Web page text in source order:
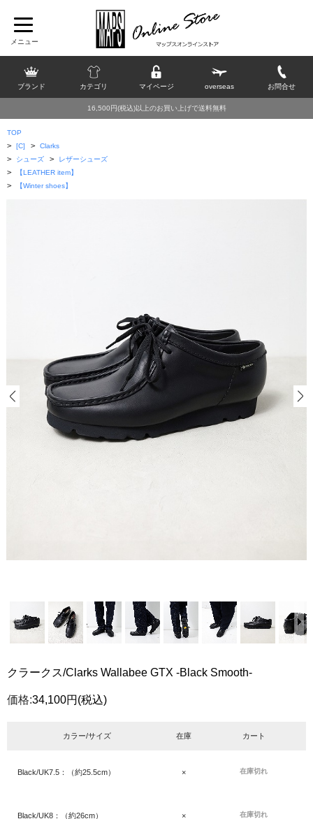
ブランド カテゴリ マイページ overseas お問合せ
16,500円(税込)以上のお買い上げで送料無料
TOP
> [C] > Clarks
> シューズ > レザーシューズ
> 【LEATHER item】
> 【Winter shoes】
クラークス/Clarks Wallabee GTX -Black Smooth-
価格:34,100円 (税込)
カラー/サイズ 在庫 カート
Black/UK7.5：（約25.5cm） × 在庫切れ
Black/UK8：（約26cm） × 在庫切れ